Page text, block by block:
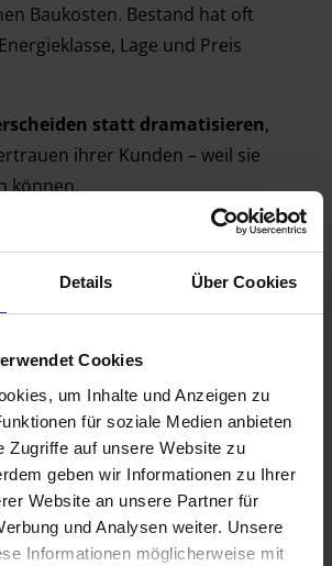
Details Über Cookies
Cookies
um Inhalte und Anzeigen zu
für soziale Medien anbieten
Zugriffe auf unsere Website zu
geben wir Informationen zu Ihrer
Website an unsere Partner für
und Analysen weiter. Unsere
Informationen möglicherweise mit
Baukosten. Bestand hat oft
Lage und Preis
statt dramatisieren,
ihrer Kunden – weil sie
können.
beginnt im
in der Beratung
Eigentümer wiederum hoffen auf
Deine Aufgabe als Makler:reale
geben, Chancen aufzeigen, Mut
zum Schlüssel – und wer sich
wird 2025zum gesuchten Profi